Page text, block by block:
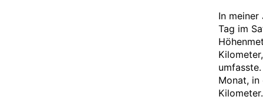
In
Tag im
Monat,
Kilometer.